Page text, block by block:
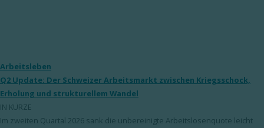
Arbeitsleben
Q2 Update: Der Schweizer Arbeitsmarkt zwischen Kriegsschock,
Erholung und strukturellem Wandel
IN KÜRZE
Im zweiten Quartal 2026 sank die unbereinigte Arbeitslosenquote leicht